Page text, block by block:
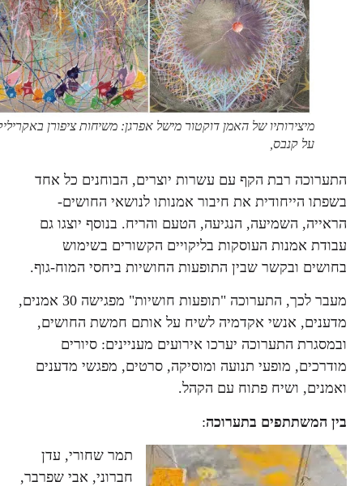
מיצירותיו של האמן דוקטור מישל אפרגן: משיחות ציפורן באקריליק
על קנבס,
התערוכה רבת הקף עם עשרות יוצרים, הבוחנים כל אחד
בשפתו הייחודית את חיבור אמנותו לנושאי החושים-
הראייה, השמיעה, הנגיעה, הטעם והריח. בנוסף יוצגו גם
עבודת אמנות העוסקות בליקויים הקשורים בשימוש
בחושים ובקשר שבין התופעות החושיות ביחסי המוח-גוף.
מעבר לכך, התערוכה "תופעות חושיות" מפגישה 30 אמנים,
מדענים, אנשי אקדמיה לשיח על אותם חמשת החושים,
ובמסגרת התערוכה יערכו אירועים מעניינים: סיורים
מודרכים, מופעי תנועה ומוסיקה, סרטים, מפגשי מדענים
ואמנים, ושיח פתוח עם הקהל.
בין המשתתפים בתערוכה:
תמר שחורי, עדן
חברוני, אבי שפרבר,